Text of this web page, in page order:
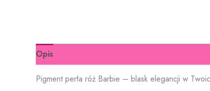
Opis
Pigment perła róż Barbie – blask elegancji w